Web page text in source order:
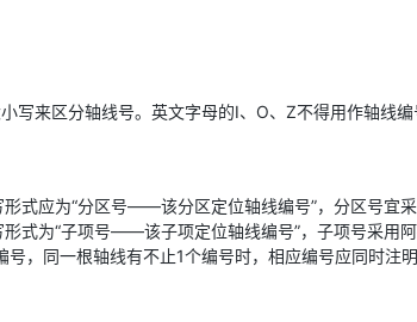
写来区分轴线号。英文字母的I、O、Z不得用作轴线
式应为“分区号——该分区定位轴线编号”，分区号宜
式为“子项号——该子项定位轴线编号”，子项号采用
，同一根轴线有不止1个编号时，相应编号应同时注明